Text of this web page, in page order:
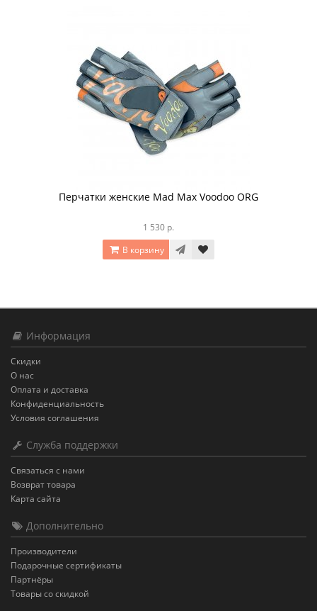
Перчатки женские Mad Max Voodoo ORG
1 530 р.
В корзину
Информация
Скидки
О нас
Оплата и доставка
Конфиденциальность
Условия соглашения
Служба поддержки
Связаться с нами
Возврат товара
Карта сайта
Дополнительно
Производители
Подарочные сертификаты
Партнёры
Товары со скидкой